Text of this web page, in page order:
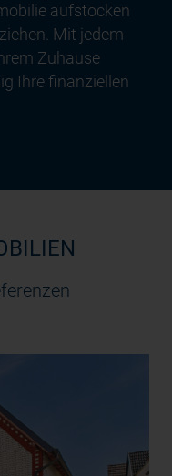
aufstocken
Mit jedem
Zuhause
Ihre finanziellen